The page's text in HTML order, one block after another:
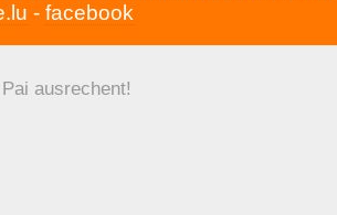
- facebook
ausrechent!